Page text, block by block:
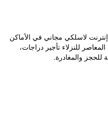
لاسلكي مجاني في الأماكن
للنزلاء تأجير دراجات،
للحجز والمغادرة.